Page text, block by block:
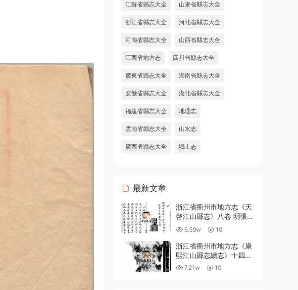
江蘇省縣志大全 山東省縣志大全
浙江省縣志大全 河北省縣志大全
河南省縣志大全 山西省縣志大全
江西省地方志 四川省縣志大全
廣東省縣志大全 湖南省縣志大全
安徽省縣志大全 湖北省縣志大全
福建省縣志大全 地理志
雲南省縣志大全 山水志
廣西省縣志大全 鄉土志
最新文章
浙江省衢州市地方志《天
啓江山縣志》八卷 明張鳳
翼 徐日葵纂修PDF高清電
子版下載
6.59w 10
浙江省衢州市地方志《康
熙江山縣志續志》十四卷
附錄一卷 清汪浩修 宋俊
7.21w 10